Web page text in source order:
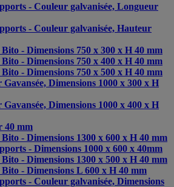
- Couleur galvanisée, Longueur
- Couleur galvanisée, Hauteur
- Dimensions 750 x 300 x H 40 mm
- Dimensions 750 x 400 x H 40 mm
- Dimensions 750 x 500 x H 40 mm
Dimensions 1000 x 300 x H
Dimensions 1000 x 400 x H
40 mm
- Dimensions 1300 x 600 x H 40 mm
- Dimensions 1000 x 600 x 40mm
- Dimensions 1300 x 500 x H 40 mm
- Dimensions L 600 x H 40 mm
- Couleur galvanisée, Dimensions